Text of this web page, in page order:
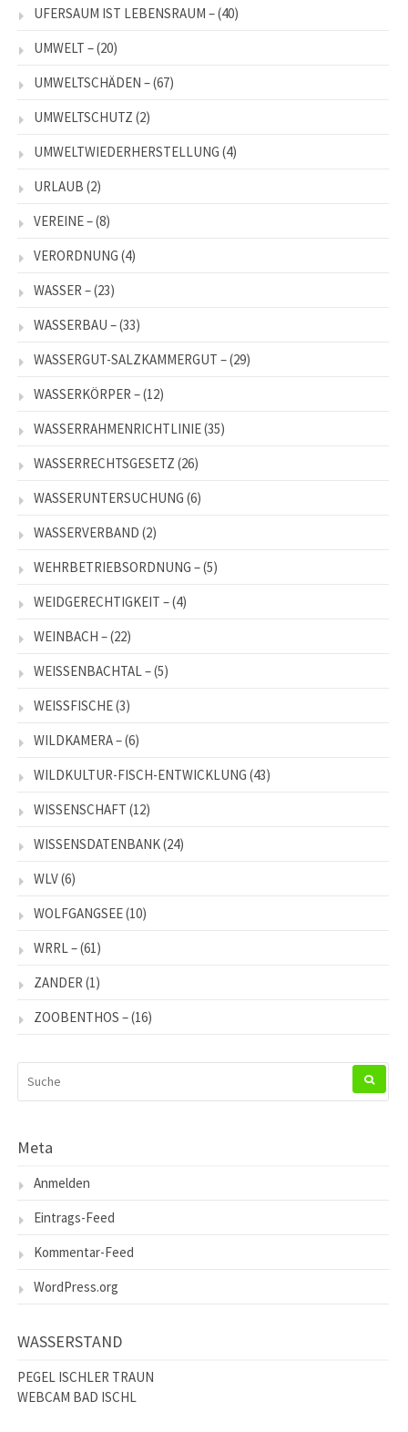
UFERSAUM IST LEBENSRAUM –(40)
UMWELT –(20)
UMWELTSCHÄDEN –(67)
UMWELTSCHUTZ (2)
UMWELTWIEDERHERSTELLUNG (4)
URLAUB (2)
VEREINE –(8)
VERORDNUNG (4)
WASSER –(23)
WASSERBAU –(33)
WASSERGUT-SALZKAMMERGUT –(29)
WASSERKÖRPER –(12)
WASSERRAHMENRICHTLINIE(35)
WASSERRECHTSGESETZ (26)
WASSERUNTERSUCHUNG (6)
WASSERVERBAND (2)
WEHRBETRIEBSORDNUNG –(5)
WEIDGERECHTIGKEIT –(4)
WEINBACH –(22)
WEISSENBACHTAL –(5)
WEISSFISCHE(3)
WILDKAMERA –(6)
WILDKULTUR-FISCH-ENTWICKLUNG (43)
WISSENSCHAFT (12)
WISSENSDATENBANK(24)
WLV(6)
WOLFGANGSEE(10)
WRRL –(61)
ZANDER (1)
ZOOBENTHOS –(16)
NACH:
Meta
Anmelden
Eintrags-Feed
Kommentar-Feed
WordPress.org
WASSERSTAND
PEGEL ISCHLER TRAUN
WEBCAM BAD ISCHL